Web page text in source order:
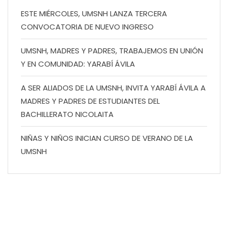
ESTE MIÉRCOLES, UMSNH LANZA TERCERA
CONVOCATORIA DE NUEVO INGRESO
UMSNH, MADRES Y PADRES, TRABAJEMOS EN UNIÓN
Y EN COMUNIDAD: YARABÍ ÁVILA
A SER ALIADOS DE LA UMSNH, INVITA YARABÍ ÁVILA A
MADRES Y PADRES DE ESTUDIANTES DEL
BACHILLERATO NICOLAITA
NIÑAS Y NIÑOS INICIAN CURSO DE VERANO DE LA
UMSNH